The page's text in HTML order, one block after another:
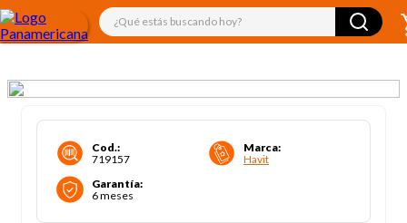
¿Qué estás buscando hoy?
Cod.:
719157
Marca:
Havit
Garantía:
6 meses